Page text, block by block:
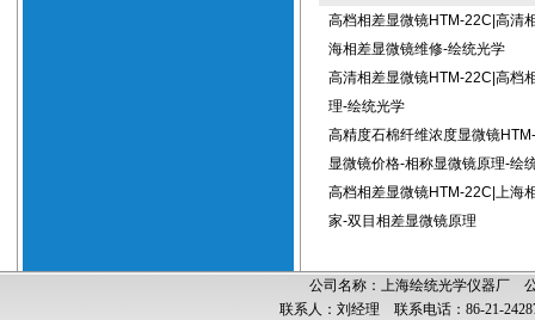
高档相差显微镜HTM-22C|高清
海相差显微镜维修-绘统光学
高清相差显微镜HTM-22C|高档
理-绘统光学
高精度石棉纤维浓度显微镜
显微镜价格-相称显微镜原理-绘
高档相差显微镜HTM-22C|上海
家-双目相差显微镜原理
公司名称：上海绘统光学仪器厂
联系人：刘经理 联系电话：86-21-